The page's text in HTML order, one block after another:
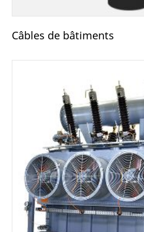
Câbles de bâtiments